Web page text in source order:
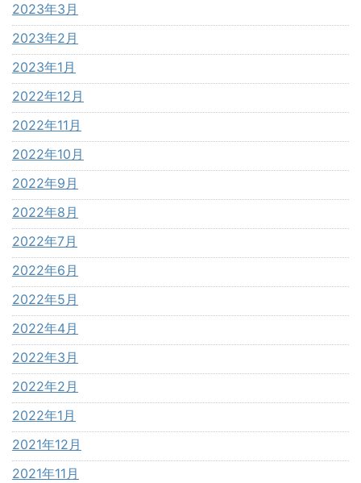
2023年3月
2023年2月
2023年1月
2022年12月
2022年11月
2022年10月
2022年9月
2022年8月
2022年7月
2022年6月
2022年5月
2022年4月
2022年3月
2022年2月
2022年1月
2021年12月
2021年11月